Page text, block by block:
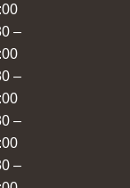
–
–
–
–